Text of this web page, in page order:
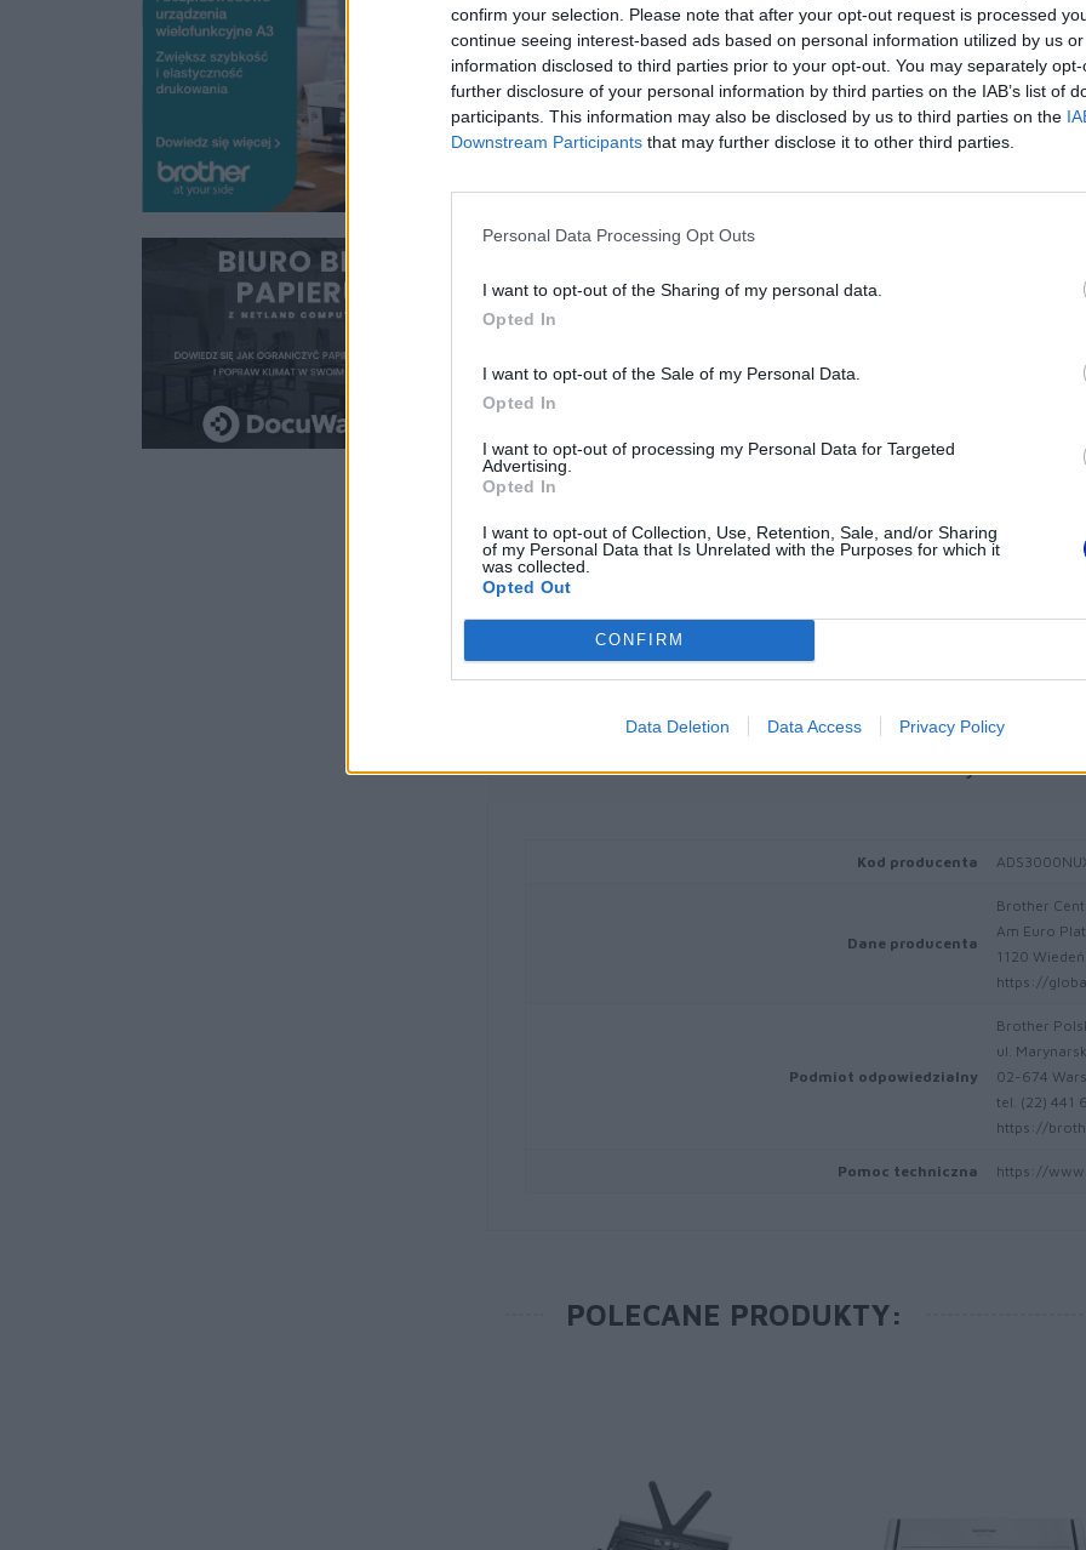
confirm your selection. Please note that after your opt-out request is processed
continue seeing interest-based ads based on personal information utilized by us
information disclosed to third parties prior to your opt-out. You may separately
further disclosure of your personal information by third parties on the IAB’s list of
participants. This information may also be disclosed by us to third parties on the
Downstream Participants that may further disclose it to other third parties.
Personal Data Processing Opt Outs
I want to opt-out of the Sharing of my personal data.
Opted In
I want to opt-out of the Sale of my Personal Data.
Opted In
I want to opt-out of processing my Personal Data for Targeted
Advertising.
Opted In
I want to opt-out of Collection, Use, Retention, Sale, and/or Sharing
of my Personal Data that Is Unrelated with the Purposes for which it
was collected.
Opted Out
CONFIRM
Data Deletion Data Access Privacy Policy
Wejście papieru ADF
Podana cena ma wyłącznie charakter
Kod producenta
Dane producenta
Brother
Am Euro
1120
https://
Podmiot odpowiedzialny
Brother
ul.
02-674
tel. (22) 441
https://
Pomoc techniczna https://
POLECANE PRODUKTY: